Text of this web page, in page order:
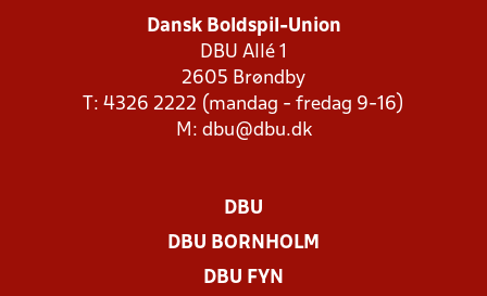
Dansk Boldspil-Union
DBU Allé 1
2605 Brøndby
T: 4326 2222 (mandag - fredag 9-16)
M: dbu@dbu.dk
DBU
DBU BORNHOLM
DBU FYN